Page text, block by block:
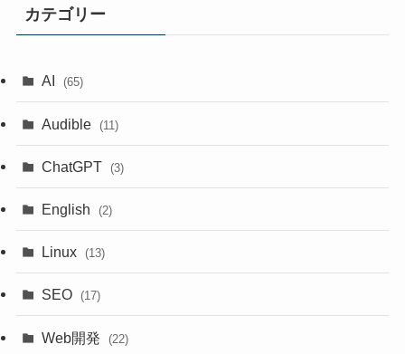
カテゴリー
AI (65)
Audible (11)
ChatGPT (3)
English (2)
Linux (13)
SEO (17)
Web開発 (22)